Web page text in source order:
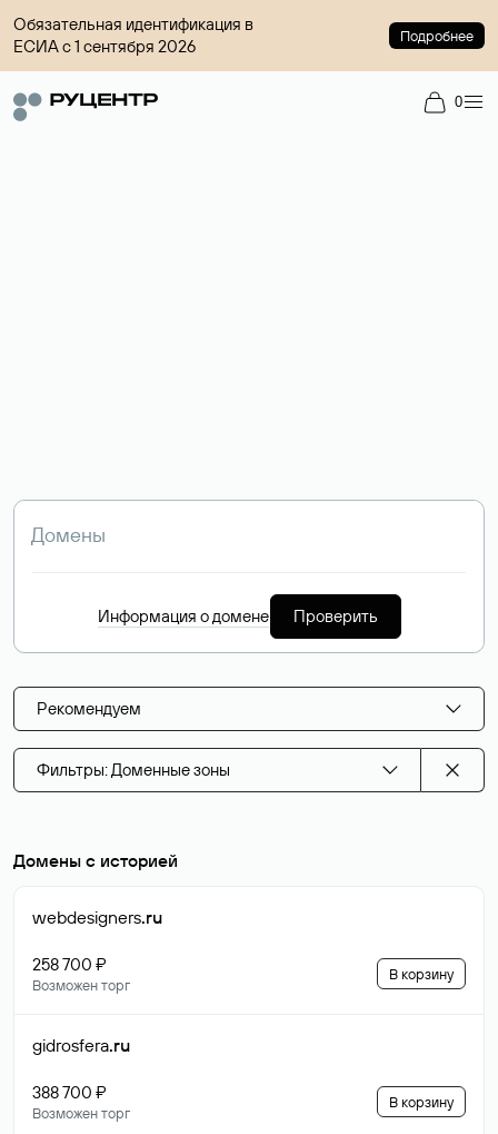
Обязательная идентификация в
ЕСИА с 1 сентября 2026
Подробнее
0
Информация о домене Проверить
Рекомендуем
Фильтры: Доменные зоны
Домены с историей
webdesigners.ru
258 700 ₽
Возможен торг
В корзину
gidrosfera.ru
388 700 ₽
Возможен торг
В корзину